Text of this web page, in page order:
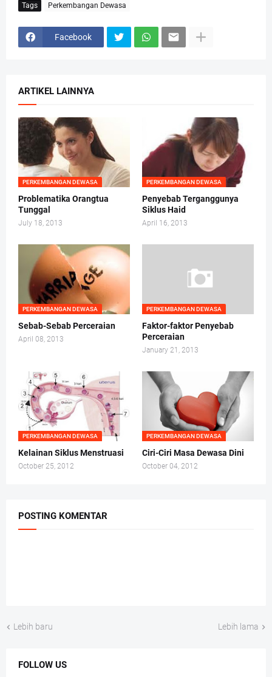
Tags Perkembangan Dewasa
Facebook
ARTIKEL LAINNYA
PERKEMBANGAN DEWASA
Problematika Orangtua
Tunggal
July 18, 2013
PERKEMBANGAN DEWASA
Penyebab Terganggunya
Siklus Haid
April 16, 2013
PERKEMBANGAN DEWASA
Sebab-Sebab Perceraian
April 08, 2013
PERKEMBANGAN DEWASA
Faktor-faktor Penyebab
Perceraian
January 21, 2013
PERKEMBANGAN DEWASA
Kelainan Siklus Menstruasi
October 25, 2012
PERKEMBANGAN DEWASA
Ciri-Ciri Masa Dewasa Dini
October 04, 2012
POSTING KOMENTAR
Lebih baru Lebih lama
FOLLOW US